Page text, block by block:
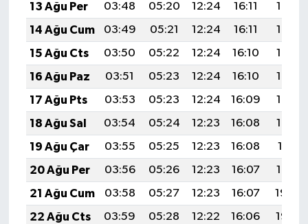
13 Ağu Per
03:48 05:20 12:24 16:11
19:19
14 Ağu Cum
03:49 05:21 12:24 16:11
19:18
15 Ağu Cts
03:50 05:22 12:24 16:10
19:16
16 Ağu Paz
03:51 05:23 12:24 16:10
19:15
17 Ağu Pts
03:53 05:23 12:24 16:09
19:14
18 Ağu Sal
03:54 05:24 12:23 16:08
19:12
19 Ağu Çar
03:55 05:25 12:23 16:08
19:11
20 Ağu Per
03:56 05:26 12:23 16:07
19:10
21 Ağu Cum
03:58 05:27 12:23 16:07
19:08
22 Ağu Cts
03:59 05:28 12:22 16:06
19:07